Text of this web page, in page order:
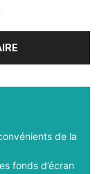
de la
fonds d’écran